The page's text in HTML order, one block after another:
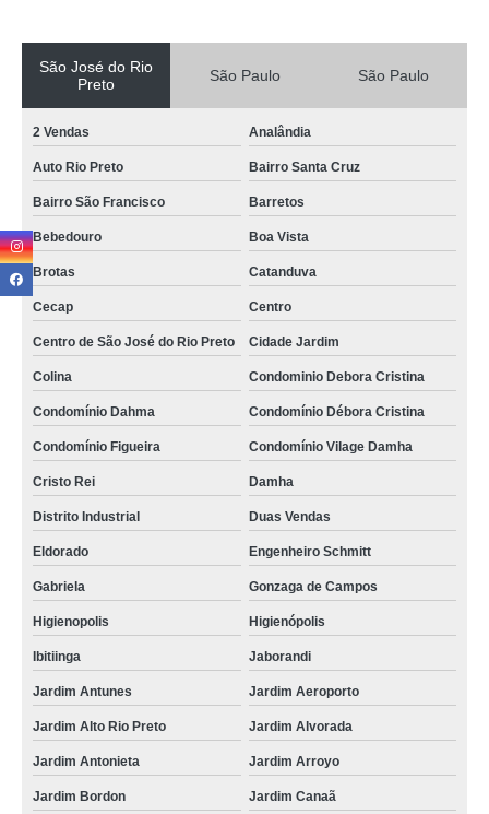
São José do Rio
Preto
São Paulo São Paulo
2 Vendas Analândia
Auto Rio Preto Bairro Santa Cruz
Bairro São Francisco Barretos
Bebedouro Boa Vista
Brotas Catanduva
Cecap Centro
Centro de São José do Rio Preto Cidade Jardim
Colina Condominio Debora Cristina
Condomínio Dahma Condomínio Débora Cristina
Condomínio Figueira Condomínio Vilage Damha
Cristo Rei Damha
Distrito Industrial Duas Vendas
Eldorado Engenheiro Schmitt
Gabriela Gonzaga de Campos
Higienopolis Higienópolis
Ibitiinga Jaborandi
Jardim Antunes Jardim Aeroporto
Jardim Alto Rio Preto Jardim Alvorada
Jardim Antonieta Jardim Arroyo
Jardim Bordon Jardim Canaã